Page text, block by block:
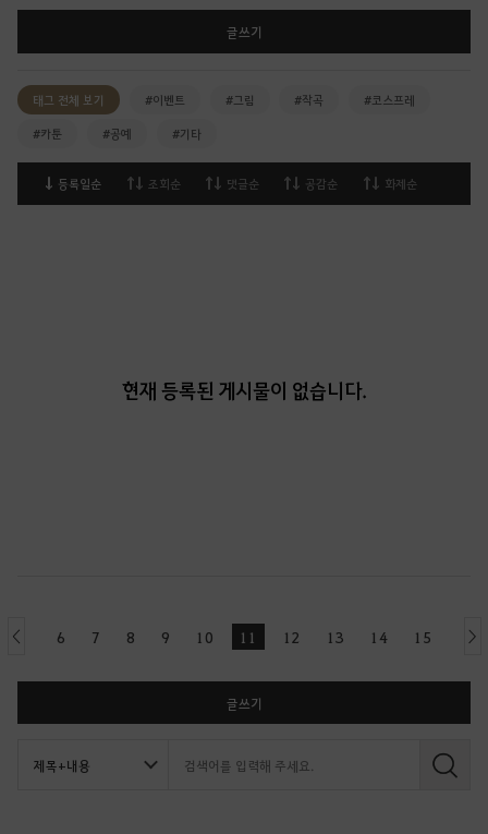
글쓰기
태그 전체 보기 #이벤트 #그림 #작곡 #코스프레
#카툰 #공예 #기타
등록일순 조회순 댓글순 공감순 화제순
현재 등록된 게시물이 없습니다.
previous
6 7 8 9 10 11 12 13 14 15
글쓰기
검